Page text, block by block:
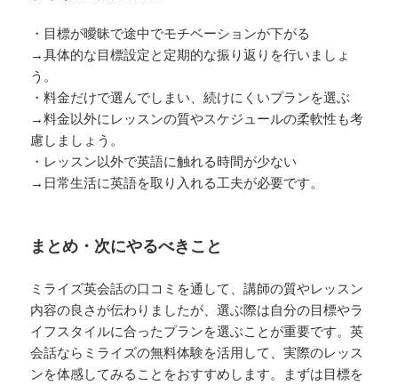
・目標が曖昧で途中でモチベーションが下がる
→具体的な目標設定と定期的な振り返りを行いましょ
う。
・料金だけで選んでしまい、続けにくいプランを選ぶ
→料金以外にレッスンの質やスケジュールの柔軟性も考
慮しましょう。
・レッスン以外で英語に触れる時間が少ない
→日常生活に英語を取り入れる工夫が必要です。
まとめ・次にやるべきこと
ミライズ英会話の口コミを通して、講師の質やレッスン
内容の良さが伝わりましたが、選ぶ際は自分の目標やラ
イフスタイルに合ったプランを選ぶことが重要です。英
会話ならミライズの無料体験を活用して、実際のレッス
ンを体感してみることをおすすめします。まずは目標を